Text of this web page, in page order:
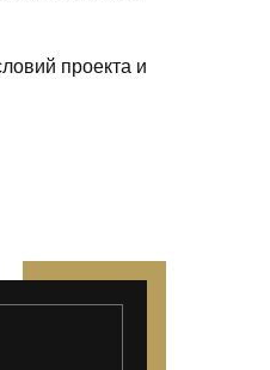
проекта и